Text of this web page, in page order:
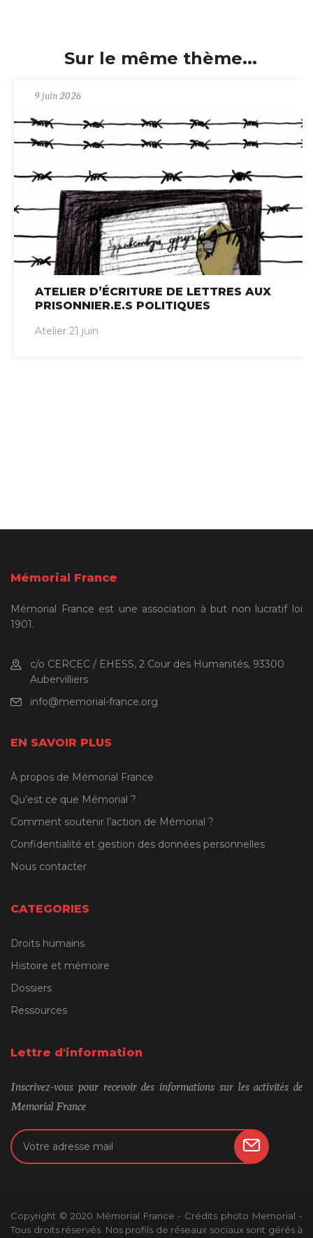
Sur le même thème...
9 juin 2026
ATELIER D’ÉCRITURE DE LETTRES AUX
PRISONNIER.E.S POLITIQUES
Atelier 21 juin
Mémorial France
Mémorial France est une association à but non lucratif loi
1901.
c/o CERCEC / EHESS, 2 Cour des Humanités, 93300
Aubervilliers
info@memorial-france.org
EN SAVOIR PLUS
À propos de Mémorial France
Qu’est ce que Mémorial ?
Comment soutenir l’action de Mémorial ?
Confidentialité et gestion des données personnelles
Nous contacter
CATEGORIES
Droits humains
Histoire et mémoire
Dossiers
Ressources
Lettre d'information
Inscrivez-vous pour recevoir des informations sur les activités de
Memorial France
Copyright © 2020 Mémorial France - Crédits photo Memorial -
Tous droits réservés. Nos profils de réseaux sociaux sont gérés à